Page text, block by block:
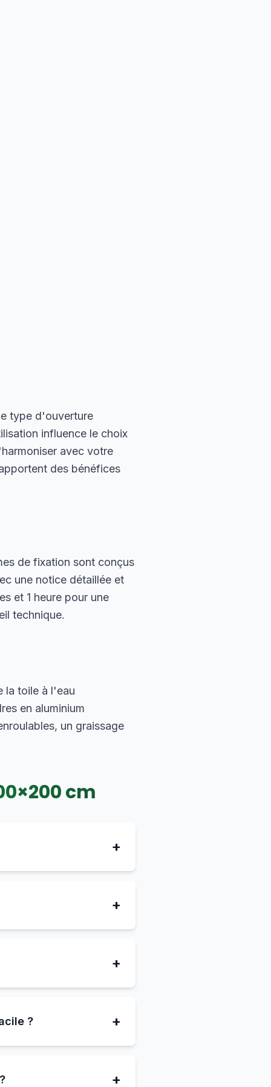
type d'ouverture
influence le choix
avec votre
des bénéfices
de fixation sont conçus
une notice détaillée et
et 1 heure pour une
technique.
la toile à l'eau
en aluminium
un graissage
×200cm
+
+
+
? +
+